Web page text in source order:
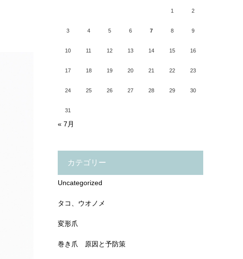
1 2
3 4 5 6 7 8 9
10 11 12 13 14 15 16
17 18 19 20 21 22 23
24 25 26 27 28 29 30
31
« 7月
カテゴリー
Uncategorized
タコ、ウオノメ
変形爪
巻き爪 原因と予防策